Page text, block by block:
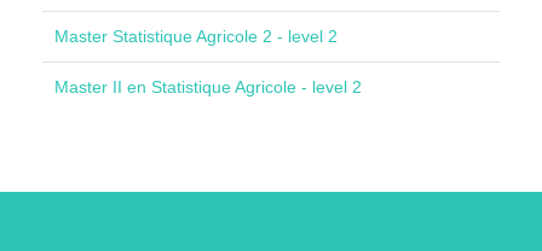
Master Statistique Agricole 2 - level 2
Master II en Statistique Agricole - level 2